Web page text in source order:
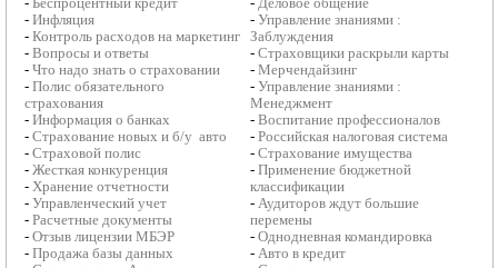
-Инфляция
-Контроль расходов на маркетинг
-Вопросы и ответы
-Что надо знать о страховании
-Полис обязательного
страхования
-Информация о банках
-Страхование новых и б/у авто
-Страховой полис
-Жесткая конкуренция
- Хранение отчетности
-Управленческий учет
-Расчетные документы
-Отзыв лицензии МБЭР
-Продажа базы данных
-Управление знаниями :
Заблуждения
-Страховщики раскрыли карты
-Мерчендайзинг
-Управление знаниями :
Менеджмент
-Воспитание профессионалов
-Российская налоговая система
-Страхование имущества
-Применение бюджетной
классификации
- Аудиторов ждут большие
перемены
-Однодневная командировка
- Авто в кредит